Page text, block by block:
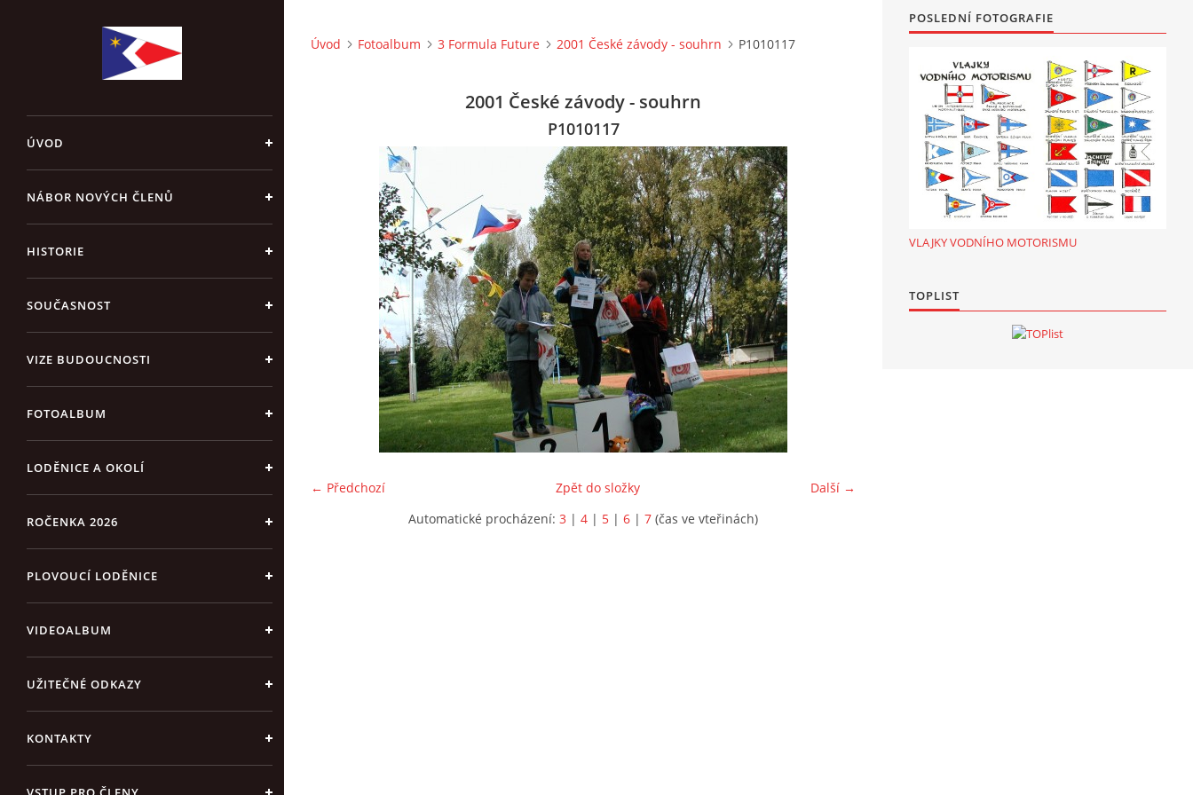
ÚVOD
NÁBOR NOVÝCH ČLENŮ
HISTORIE
SOUČASNOST
VIZE BUDOUCNOSTI
FOTOALBUM
LODĚNICE A OKOLÍ
ROČENKA 2026
PLOVOUCÍ LODĚNICE
VIDEOALBUM
UŽITEČNÉ ODKAZY
KONTAKTY
Úvod Fotoalbum 3 Formula Future 2001 České závody - souhrn P1010117
2001 České závody - souhrn
P1010117
← Předchozí Další →
Zpět do složky
Automatické procházení: 3 | 4 | 5 | 6 | 7 (čas ve vteřinách)
POSLEDNÍ FOTOGRAFIE
VLAJKY VODNÍHO MOTORISMU
TOPLIST